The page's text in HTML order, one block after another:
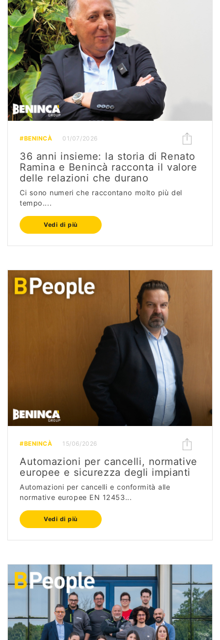
#BENINCÀ 01/07/2026
36 anni insieme: la storia di Renato
Ramina e Benincà racconta il valore
delle relazioni che durano
Ci sono numeri che raccontano molto più del
tempo....
Vedi di più
#BENINCÀ 15/06/2026
Automazioni per cancelli, normative
europee e sicurezza degli impianti
Automazioni per cancelli e conformità alle
normative europee EN 12453...
Vedi di più